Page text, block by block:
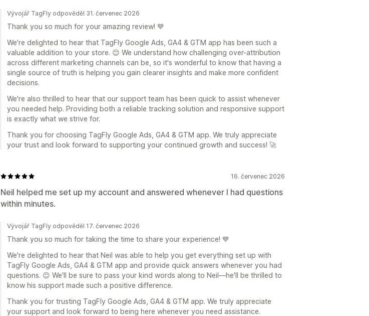
Vývojář TagFly odpověděl 31. červenec 2026
Thank you so much for your amazing review! 💙
We're delighted to hear that TagFly Google Ads, GA4 & GTM app has been such a
valuable addition to your store. 😊 We understand how challenging over-attribution
across different marketing channels can be, so it's wonderful to know that having a
single source of truth is helping you gain clearer insights and make more confident
decisions.
We're also thrilled to hear that our support team has been quick to assist whenever
you needed help. Providing both a reliable tracking solution and responsive support
is exactly what we strive for.
Thank you for choosing TagFly Google Ads, GA4 & GTM app. We truly appreciate
your trust and look forward to supporting your continued growth and success! 🚀
16. červenec 2026
Neil helped me set up my account and answered whenever I had questions
within minutes.
Vývojář TagFly odpověděl 17. červenec 2026
Thank you so much for taking the time to share your experience! 💙
We're delighted to hear that Neil was able to help you get everything set up with
TagFly Google Ads, GA4 & GTM app and provide quick answers whenever you had
questions. 😊 We'll be sure to pass your kind words along to Neil—he'll be thrilled to
know his support made such a positive difference.
Thank you for trusting TagFly Google Ads, GA4 & GTM app. We truly appreciate
your support and look forward to being here whenever you need assistance.